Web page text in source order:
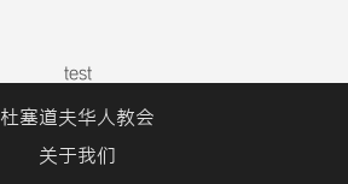
test
杜塞道夫华人教会
关于我们